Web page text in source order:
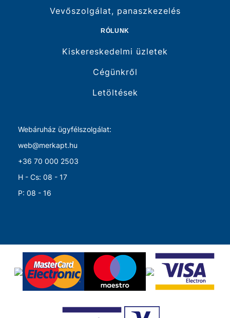
Vevőszolgálat, panaszkezelés
RÓLUNK
Kiskereskedelmi üzletek
Cégünkről
Letöltések
Webáruház ügyfélszolgálat:
web@merkapt.hu
+36 70 000 2503
H - Cs: 08 - 17
P: 08 - 16